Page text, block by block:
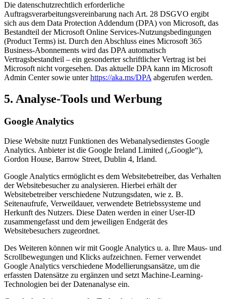
Die datenschutzrechtlich erforderliche
Auftragsverarbeitungsvereinbarung nach Art. 28 DSGVO ergibt
sich aus dem Data Protection Addendum (DPA) von Microsoft, das
Bestandteil der Microsoft Online Services-Nutzungsbedingungen
(Product Terms) ist. Durch den Abschluss eines Microsoft 365
Business-Abonnements wird das DPA automatisch
Vertragsbestandteil – ein gesonderter schriftlicher Vertrag ist bei
Microsoft nicht vorgesehen. Das aktuelle DPA kann im Microsoft
Admin Center sowie unterhttps://aka.ms/DPA abgerufen werden.
5. Analyse-Tools und Werbung
Google Analytics
Diese Website nutzt Funktionen des Webanalysedienstes Google
Analytics. Anbieter ist die Google Ireland Limited („Google“),
Gordon House, Barrow Street, Dublin 4, Irland.
Google Analytics ermöglicht es dem Websitebetreiber, das Verhalten
der Websitebesucher zu analysieren. Hierbei erhält der
Websitebetreiber verschiedene Nutzungsdaten, wie z. B.
Seitenaufrufe, Verweildauer, verwendete Betriebssysteme und
Herkunft des Nutzers. Diese Daten werden in einer User-ID
zusammengefasst und dem jeweiligen Endgerät des
Websitebesuchers zugeordnet.
Des Weiteren können wir mit Google Analytics u. a. Ihre Maus- und
Scrollbewegungen und Klicks aufzeichnen. Ferner verwendet
Google Analytics verschiedene Modellierungsansätze, um die
erfassten Datensätze zu ergänzen und setzt Machine-Learning-
Technologien bei der Datenanalyse ein.